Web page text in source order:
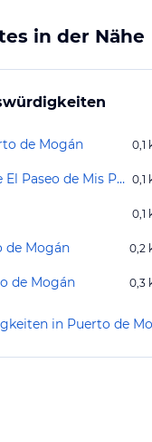
in der Nähe
de Mogán 0,1
Wand-Reliefe El Paseo de Mis Padres 0,1
0,1
de Mogán 0,2
de Mogán 0,3